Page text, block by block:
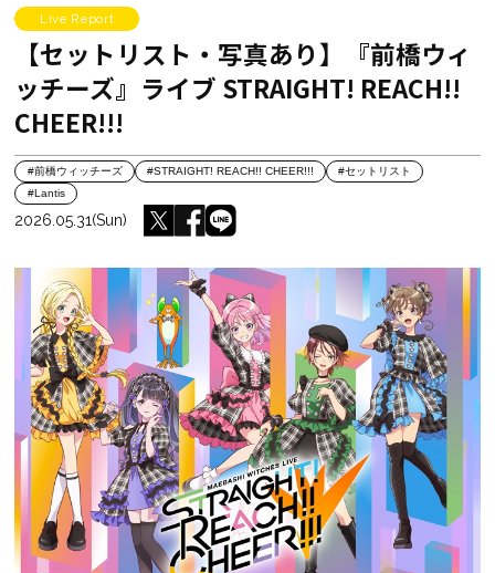
Live Report
【セットリスト・写真あり】『前橋ウィ
ッチーズ』ライブ STRAIGHT! REACH!!
CHEER!!!
#前橋ウィッチーズ #STRAIGHT! REACH!! CHEER!!!
#セットリスト
#Lantis
2026.05.31(Sun)